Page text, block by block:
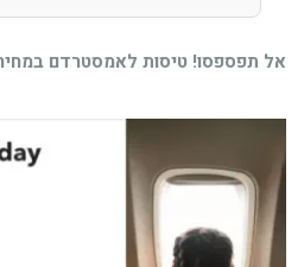
אל תפספסו! טיסות לאמסטרדם